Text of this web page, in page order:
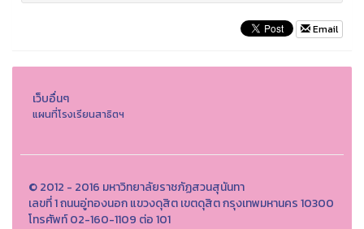
Email
เว็บอื่นๆ
แผนที่โรงเรียนสาธิตฯ
© 2012 - 2016 มหาวิทยาลัยราชภัฏสวนสุนันทา
เลขที่ 1 ถนนอู่ทองนอก แขวงดุสิต เขตดุสิต กรุงเทพมหานคร 10300
โทรศัพท์ 02-160-1109 ต่อ 101